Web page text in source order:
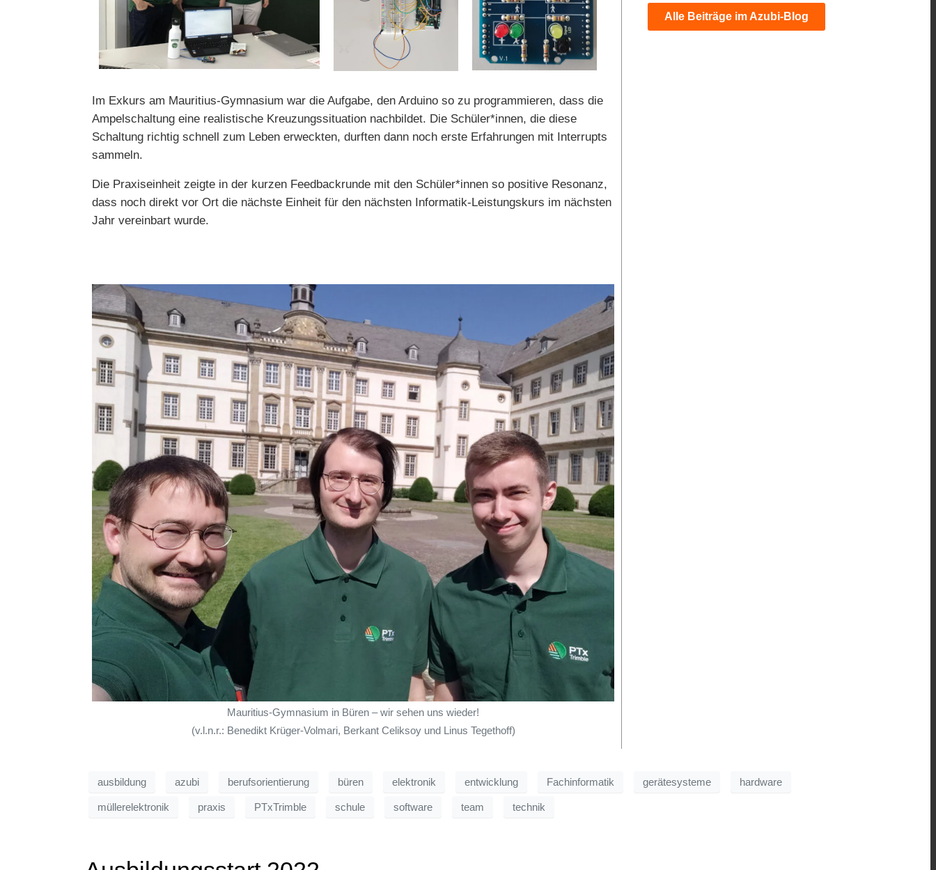
Im Exkurs am Mauritius-Gymnasium war die Aufgabe, den Arduino so zu programmieren, dass die
Ampelschaltung eine realistische Kreuzungssituation nachbildet. Die Schüler*innen, die diese
Schaltung richtig schnell zum Leben erweckten, durften dann noch erste Erfahrungen mit Interrupts
sammeln.
Die Praxiseinheit zeigte in der kurzen Feedbackrunde mit den Schüler*innen so positive Resonanz,
dass noch direkt vor Ort die nächste Einheit für den nächsten Informatik-Leistungskurs im nächsten
Jahr vereinbart wurde.
Mauritius-Gymnasium in Büren – wir sehen uns wieder!
(v.l.n.r.: Benedikt Krüger-Volmari, Berkant Celiksoy und Linus Tegethoff)
Alle Beiträge im Azubi-Blog
ausbildung azubi berufsorientierung büren elektronik entwicklung Fachinformatik gerätesysteme hardware
müllerelektronik praxis PTxTrimble schule software team technik